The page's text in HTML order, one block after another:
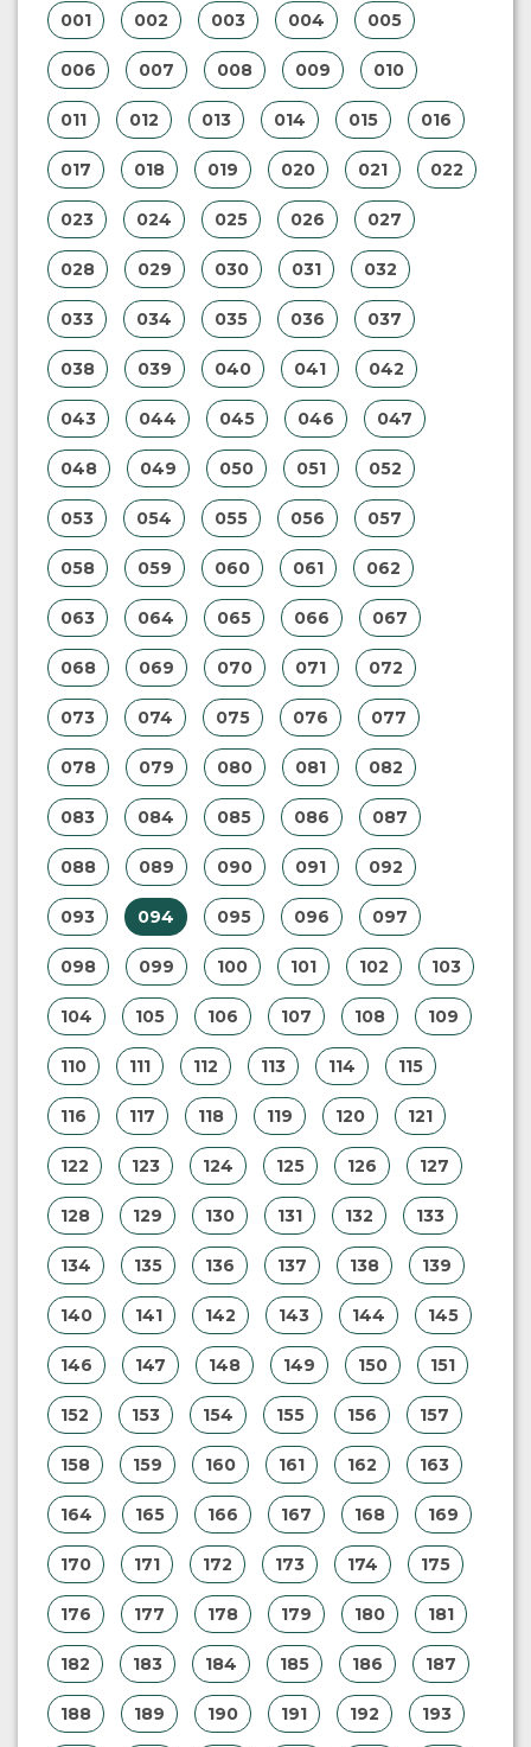
001 002 003 004 005
006 007 008 009 010
011 012 013 014 015 016
017 018 019 020 021 022
023 024 025 026 027
028 029 030 031 032
033 034 035 036 037
038 039 040 041 042
043 044 045 046 047
048 049 050 051 052
053 054 055 056 057
058 059 060 061 062
063 064 065 066 067
068 069 070 071 072
073 074 075 076 077
078 079 080 081 082
083 084 085 086 087
088 089 090 091 092
093 094 095 096 097
098 099 100 101 102 103
104 105 106 107 108 109
110 111 112 113 114 115
116 117 118 119 120 121
122 123 124 125 126 127
128 129 130 131 132 133
134 135 136 137 138 139
140 141 142 143 144 145
146 147 148 149 150 151
152 153 154 155 156 157
158 159 160 161 162 163
164 165 166 167 168 169
170 171 172 173 174 175
176 177 178 179 180 181
182 183 184 185 186 187
188 189 190 191 192 193